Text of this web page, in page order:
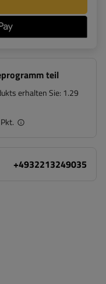
teil
erhalten Sie: 1.29
+4932213249035